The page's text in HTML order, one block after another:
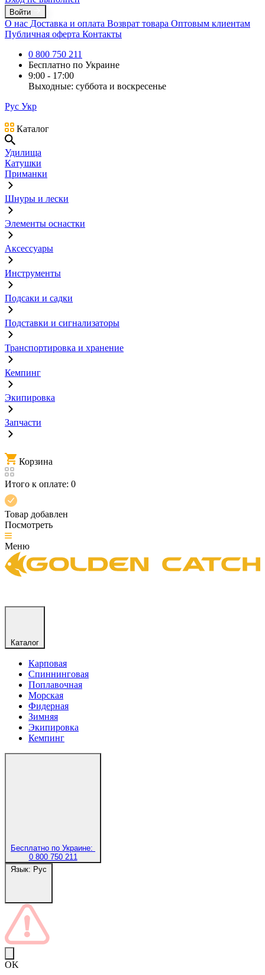
Войти
О нас Доставка и оплата Возврат товара Оптовым клиентам
Публичная оферта Контакты
0 800 750 211
Бесплатно по Украине
9:00 - 17:00
Выходные: суббота и воскресенье
Рус Укр
Каталог
Удилища
Катушки
Приманки
Шнуры и лески
Элементы оснастки
Аксессуары
Инструменты
Подсаки и садки
Подставки и сигнализаторы
Транспортировка и хранение
Кемпинг
Экипировка
Запчасти
Корзина
Итого к оплате: 0
Товар добавлен
Посмотреть
Меню
Каталог
Карповая
Спиннинговая
Поплавочная
Морская
Фидерная
Зимняя
Экипировка
Кемпинг
Бесплатно по Украине:
0 800 750 211
Язык: Рус
OK